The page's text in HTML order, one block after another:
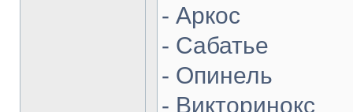
- Аркос
- Сабатье
- Опинель
- Викторинокс